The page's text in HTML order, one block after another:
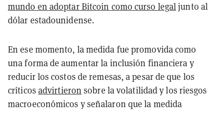
mundo en adoptar Bitcoin como curso legaljunto al
dólar estadounidense.
En ese momento, la medida fue promovida como
una forma de aumentar la inclusión financiera y
reducir los costos de remesas, a pesar de que los
críticos advirtieron sobre la volatilidad y los riesgos
macroeconómicos y señalaron que la medida